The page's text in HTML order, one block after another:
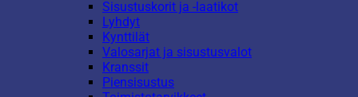
Sisustuskorit ja -laatikot
Lyhdyt
Kynttilät
Valosarjat ja sisustusvalot
Kranssit
Piensisustus